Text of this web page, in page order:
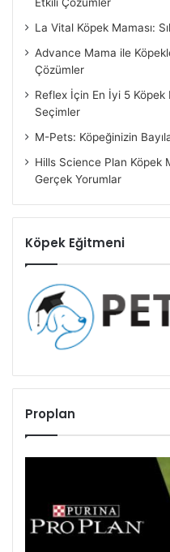
Etkili Çözümler
La Vital Köpek Maması:
Advance Mama ile
Çözümler
Reflex İçin En İyi 5 Köpek
Seçimler
M-Pets: Köpeğinizin
Hills Science Plan Köpek
Gerçek Yorumlar
Köpek Eğitmeni
Proplan